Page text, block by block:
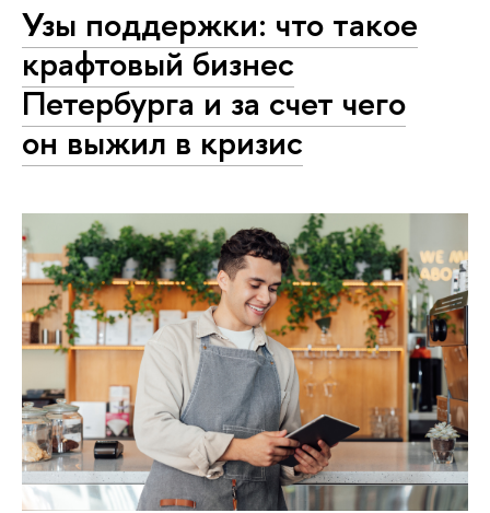
Узы поддержки: что такое
крафтовый бизнес
Петербурга и за счет чего
он выжил в кризис